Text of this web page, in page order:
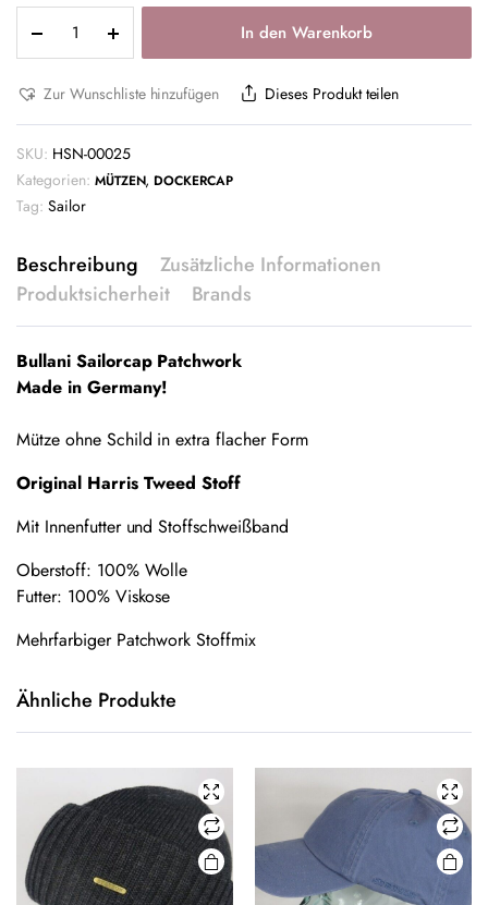
In den Warenkorb
Zur Wunschliste hinzufügen Dieses Produkt teilen
SKU: HSN-00025
Kategorien: MÜTZEN, DOCKERCAP
Tag: Sailor
Beschreibung
Zusätzliche Informationen
Produktsicherheit
Brands
Bullani Sailorcap Patchwork
Made in Germany!
Mütze ohne Schild in extra flacher Form
Original Harris Tweed Stoff
Mit Innenfutter und Stoffschweißband
Oberstoff: 100% Wolle
Futter: 100% Viskose
Mehrfarbiger Patchwork Stoffmix
Ähnliche Produkte